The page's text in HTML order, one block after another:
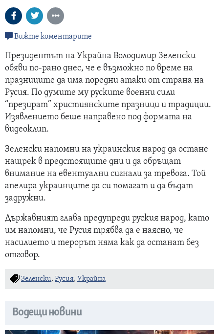
Вижте коментарите
Президентът на Украйна Володимир Зеленски
обяви по-рано днес, че е възможно по време на
празниците да има поредни атаки от страна на
Русия. По думите му руските военни сили
“презират” християнските празници и традиции.
Изявлението беше направено под формата на
видеоклип.
Зеленски напомни на украинския народ да остане
нащрек в предстоящите дни и да обръщат
внимание на евентуални сигнали за тревога. Той
апелира украинците да си помагат и да бъдат
задружни.
Държавният глава предупреди руския народ, като
им напомни, че Русия трябва да е наясно, че
насилието и терорът няма как да останат без
отговор.
Зеленски, Русия, Украйна
Водещи новини